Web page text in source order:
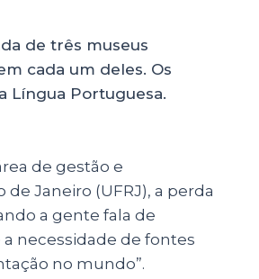
de gestão e
Janeiro (UFRJ), a perda
a gente fala de
necessidade de fontes
no mundo”.